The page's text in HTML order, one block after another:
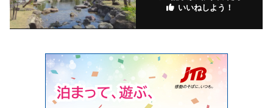
いいねしよう！